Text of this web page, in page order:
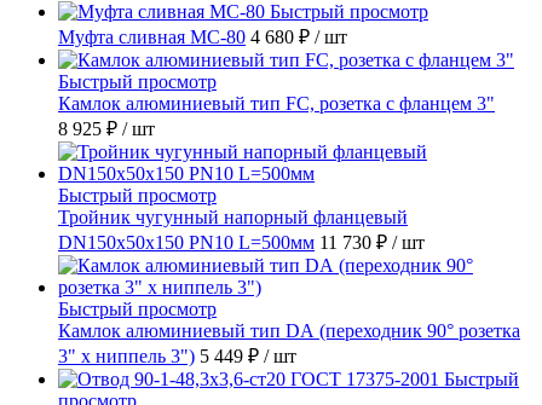
Быстрый просмотр
Муфта сливная МС-80 4 680 ₽ / шт
Быстрый просмотр
Камлок алюминиевый тип FC, розетка с фланцем 3"
8 925 ₽ / шт
Быстрый просмотр
Тройник чугунный напорный фланцевый
DN150х50х150 PN10 L=500мм 11 730 ₽ / шт
Быстрый просмотр
Камлок алюминиевый тип DА (переходник 90° розетка
3" х ниппель 3") 5 449 ₽ / шт
Быстрый